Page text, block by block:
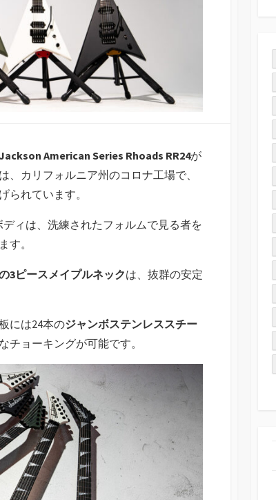
American Series Rhoads RR24が
カリフォルニア州のコロナ工場で、
られています。
ィは、洗練されたフォルムで見る者を
す。
3ピースメイプルネックは、抜群の安定
には24本のジャンボステンレススチー
チョーキングが可能です。